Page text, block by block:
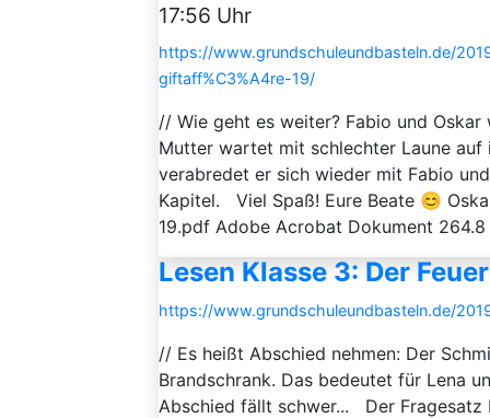
17:56 Uhr
https://www.grundschuleundbasteln.de/
giftaff%C3%A4re-19/
// Wie geht es weiter? Fabio und
Mutter wartet mit schlechter Laune auf
verabredet er sich wieder mit Fabio
Kapitel. Viel Spaß! Eure Beate 😊
19.pdf Adobe Acrobat Dokument
Lesen Klasse 3: Der
https://www.grundschuleundbasteln.de/
// Es heißt Abschied nehmen: Der
Brandschrank. Das bedeutet für Lena
Abschied fällt schwer... Der